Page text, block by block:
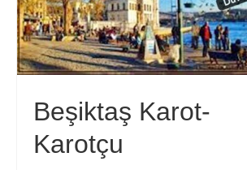
Hizmetlerimiz
Blog
Beşiktaş Karot-
Karotçu